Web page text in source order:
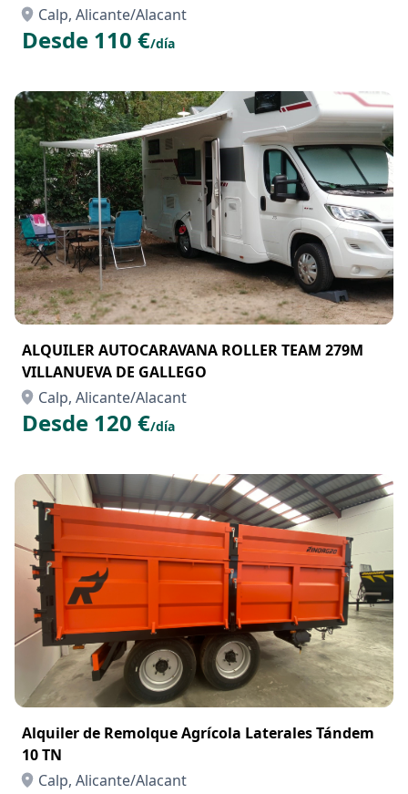
Calp, Alicante/Alacant
Desde 110 €/día
ALQUILER AUTOCARAVANA ROLLER TEAM 279M
VILLANUEVA DE GALLEGO
Calp, Alicante/Alacant
Desde 120 €/día
Alquiler de Remolque Agrícola Laterales Tándem
10 TN
Calp, Alicante/Alacant